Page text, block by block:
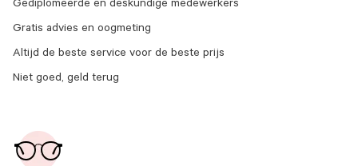
Gediplomeerde en deskundige medewerkers
Gratis advies en oogmeting
Altijd de beste service voor de beste prijs
Niet goed, geld terug